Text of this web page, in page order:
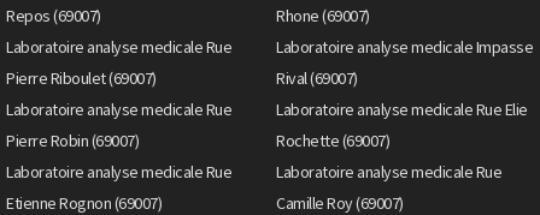
Repos (69007)
Rhone (69007)
Laboratoire analyse medicale Rue
Pierre Riboulet (69007)
Laboratoire analyse medicale Impasse
Rival (69007)
Laboratoire analyse medicale Rue
Pierre Robin (69007)
Laboratoire analyse medicale Rue Elie
Rochette (69007)
Laboratoire analyse medicale Rue
Etienne Rognon (69007)
Laboratoire analyse medicale Rue
Camille Roy (69007)